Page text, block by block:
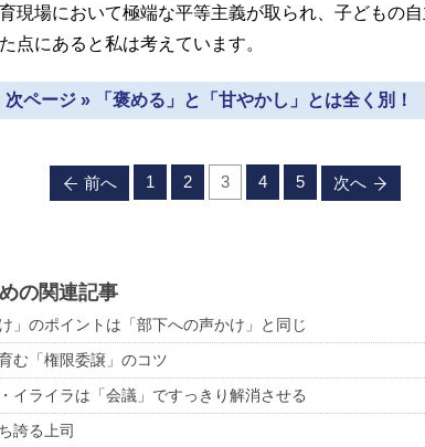
現場において極端な平等主義が取られ、子どもの自
点にあると私は考えています。
次ページ » 「褒める」と「甘やかし」とは全く別！
前へ 1 2 3 4 5 次へ
の関連記事
」のポイントは「部下への声かけ」と同じ
む「権限委譲」のコツ
イライラは「会議」ですっきり解消させる
誇る上司